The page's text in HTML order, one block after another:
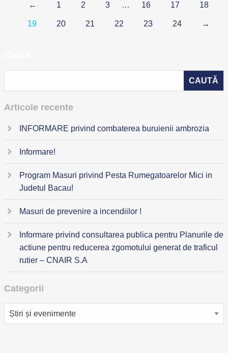
← 1 2 3 … 16 17 18
19 20 21 22 23 24 →
Articole recente
INFORMARE privind combaterea buruienii ambrozia
Informare!
Program Masuri privind Pesta Rumegatoarelor Mici in
Judetul Bacau!
Masuri de prevenire a incendiilor !
Informare privind consultarea publica pentru Planurile de
actiune pentru reducerea zgomotului generat de traficul
rutier – CNAIR S.A
Categorii
Categorii